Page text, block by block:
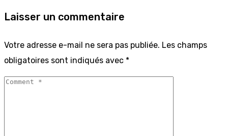
Laisser un commentaire
Votre adresse e-mail ne sera pas publiée. Les champs
obligatoires sont indiqués avec *